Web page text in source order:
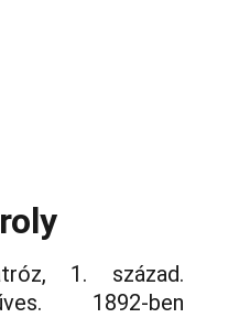
1. század.
1892-ben